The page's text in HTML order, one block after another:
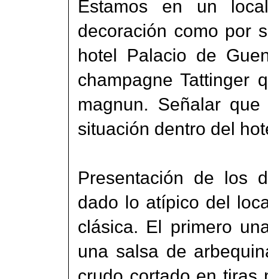
Estamos en un
decoración como por
hotel Palacio de
champagne Tattinger
magnun. Señalar
situación dentro del
Presentación de los
dado lo atípico del
clásica. El primero
una salsa de